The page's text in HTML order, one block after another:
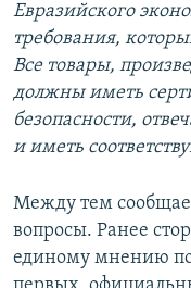
Евразийского
требования,
Все товары,
должны иметь
безопасности,
и иметь
Между тем
вопросы. Ранее
единому мнению